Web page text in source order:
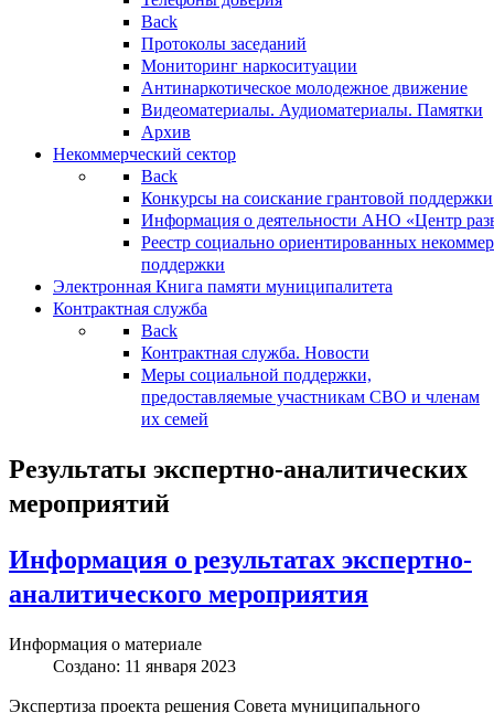
Back
Протоколы заседаний
Мониторинг наркоситуации
Антинаркотическое молодежное движение
Видеоматериалы. Аудиоматериалы. Памятки
Архив
Некоммерческий сектор
Back
Конкурсы на соискание грантовой поддержки
Информация о деятельности АНО «Центр
Реестр социально ориентированных
поддержки
Электронная Книга памяти муниципалитета
Контрактная служба
Back
Контрактная служба. Новости
Меры социальной поддержки,
предоставляемые участникам СВО и членам
их семей
Результаты экспертно-аналитических
мероприятий
Информация о результатах экспертно-
аналитического мероприятия
Информация о материале
Создано: 11 января 2023
Экспертиза проекта решения Совета муниципального